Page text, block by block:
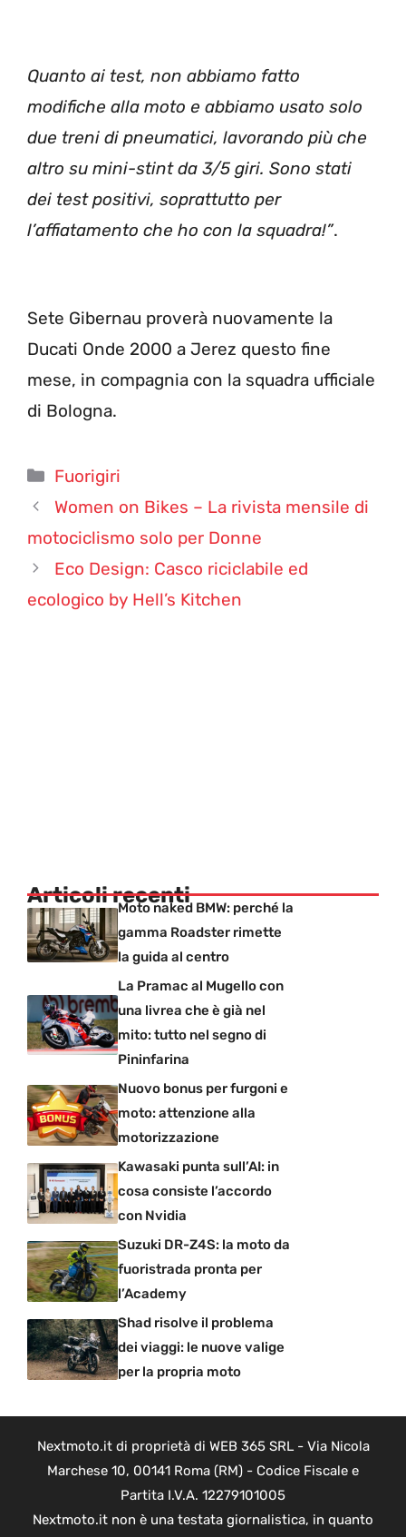
Quanto ai test, non abbiamo fatto
modifiche alla moto e abbiamo usato solo
due treni di pneumatici, lavorando più che
altro su mini-stint da 3/5 giri. Sono stati
dei test positivi, soprattutto per
l’affiatamento che ho con la squadra!”.
Sete Gibernau proverà nuovamente la
Ducati Onde 2000 a Jerez questo fine
mese, in compagnia con la squadra ufficiale
di Bologna.
Categorie
Fuorigiri
Women on Bikes – La rivista mensile di
motociclismo solo per Donne
Eco Design: Casco riciclabile ed
ecologico by Hell’s Kitchen
Articoli recentiMoto naked BMW: perché la
gamma Roadster rimette
la guida al centro
La Pramac al Mugello con
una livrea che è già nel
mito: tutto nel segno di
Pininfarina
Nuovo bonus per furgoni e
moto: attenzione alla
motorizzazione
Kawasaki punta sull’AI: in
cosa consiste l’accordo
con Nvidia
Suzuki DR-Z4S: la moto da
fuoristrada pronta per
l’Academy
Shad risolve il problema
dei viaggi: le nuove valige
per la propria moto
Nextmoto.it di proprietà di WEB 365 SRL - Via Nicola
Marchese 10, 00141 Roma (RM) - Codice Fiscale e
Partita I.V.A. 12279101005
Nextmoto.it non è una testata giornalistica, in quanto